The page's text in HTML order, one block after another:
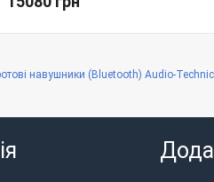
навушники (Bluetooth) Audio-